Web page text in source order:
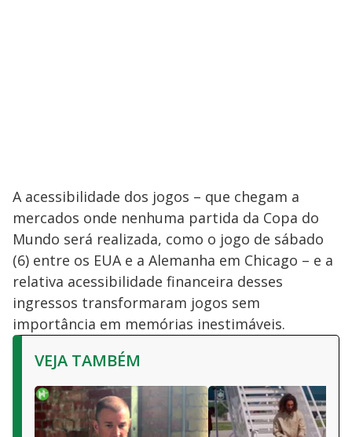
A acessibilidade dos jogos – que chegam a
mercados onde nenhuma partida da Copa do
Mundo será realizada, como o jogo de sábado
(6) entre os EUA e a Alemanha em Chicago – e a
relativa acessibilidade financeira desses
ingressos transformaram jogos sem
importância em memórias inestimáveis.
VEJA TAMBÉM